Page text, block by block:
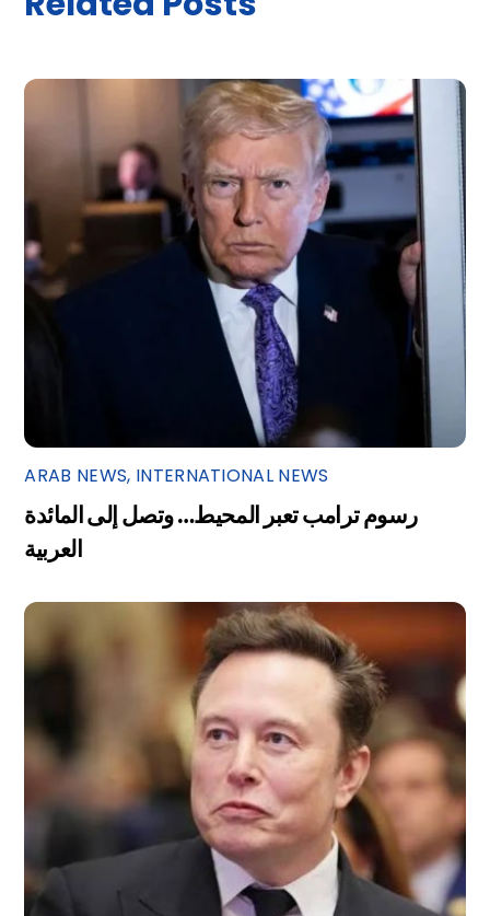
ARAB NEWS, INTERNATIONAL NEWS
رسوم ترامب تعبر المحيط… وتصل إلى المائدة
العربية